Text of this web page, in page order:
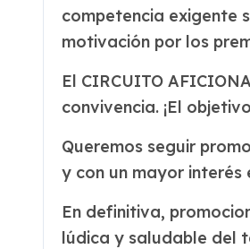
competencia exigente
motivación por los
El CIRCUITO
convivencia. ¡El
Queremos seguir
y con un mayor interés
En definitiva,
lúdica y saludable del